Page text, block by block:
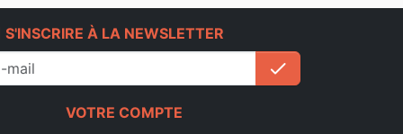
S'INSCRIRE À LA NEWSLETTER
check
VOTRE COMPTE